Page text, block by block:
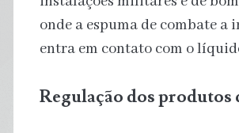
onde a espuma de combate a
entra em contato com o
Regulação dos produtos